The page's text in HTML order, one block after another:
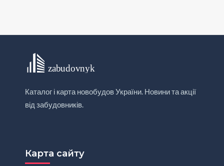
Каталог і карта новобудов України. Новини та акції
від забудовників.
Карта сайту